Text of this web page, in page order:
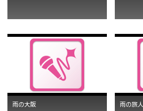
雨の大阪 雨の旅人